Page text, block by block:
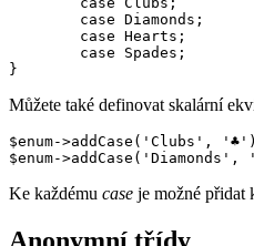
Můžete také definovat skalární
$enum->addCase('Clubs',
Ke každému case je možné přidat